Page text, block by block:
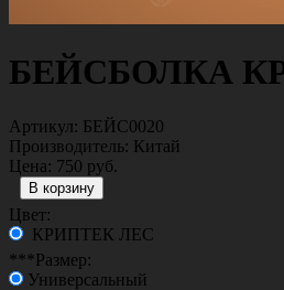
БЕЙСБОЛКА
Артикул: БЕЙС0020
Производитель: Китай
Цена: 750 руб.
Цвет:
КРИПТЕК ЛЕС
***Размер:
Универсальный